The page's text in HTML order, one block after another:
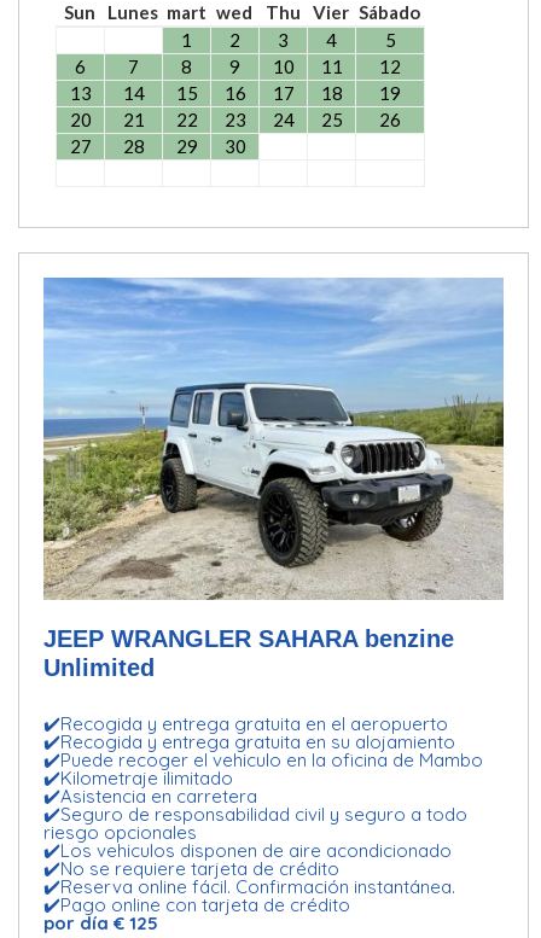
Sun
Lunes mart wed Thu Vier Sábado
1
2 3 4
5
6
7 8 9 10 11
12
13
14 15 16 17 18
19
20
21 22 23 24 25
26
27
28 29 30
JEEP WRANGLER SAHARA benzine
Unlimited
✔️Recogida y entrega gratuita en el aeropuerto
✔️Recogida y entrega gratuita en su alojamiento
✔️Puede recoger el vehiculo en la oficina de Mambo
✔️Kilometraje ilimitado
✔️Asistencia en carretera
✔️Seguro de responsabilidad civil y seguro a todo
riesgo opcionales
✔️Los vehiculos disponen de aire acondicionado
✔️No se requiere tarjeta de crédito
✔️Reserva online fácil. Confirmación instantánea.
✔️Pago online con tarjeta de crédito
por día € 125